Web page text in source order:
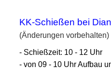
KK-Schießen bei
(Änderungen vorbehalten)
- Schießzeit: 10 - 12 Uhr
- von 09 - 10 Uhr Aufbau